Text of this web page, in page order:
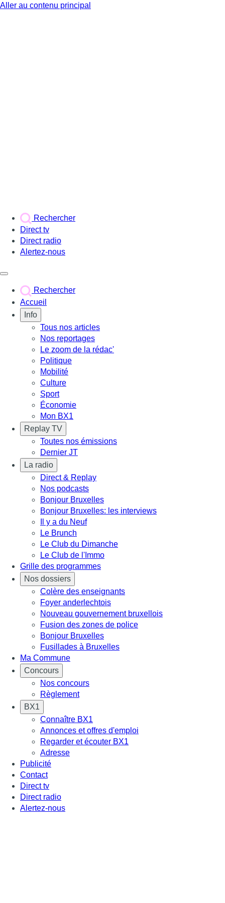
Aller au contenu principal
Rechercher
Direct tv
Direct radio
Alertez-nous
Rechercher
Accueil
Info
Tous nos articles
Nos reportages
Le zoom de la rédac'
Politique
Mobilité
Culture
Sport
Économie
Mon BX1
Replay TV
Toutes nos émissions
Dernier JT
La radio
Direct & Replay
Nos podcasts
Bonjour Bruxelles
Bonjour Bruxelles: les interviews
Il y a du Neuf
Le Brunch
Le Club du Dimanche
Le Club de l'Immo
Grille des programmes
Nos dossiers
Colère des enseignants
Foyer anderlechtois
Nouveau gouvernement bruxellois
Fusion des zones de police
Bonjour Bruxelles
Fusillades à Bruxelles
Ma Commune
Concours
Nos concours
Règlement
BX1
Connaître BX1
Annonces et offres d'emploi
Regarder et écouter BX1
Adresse
Publicité
Contact
Direct tv
Direct radio
Alertez-nous